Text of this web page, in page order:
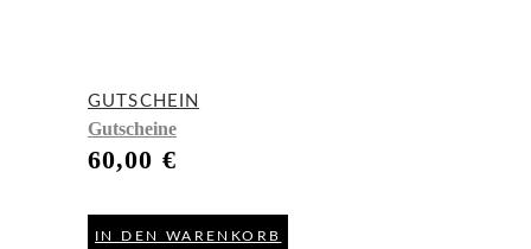
GUTSCHEIN
Gutscheine
60,00 €
IN DEN WARENKORB